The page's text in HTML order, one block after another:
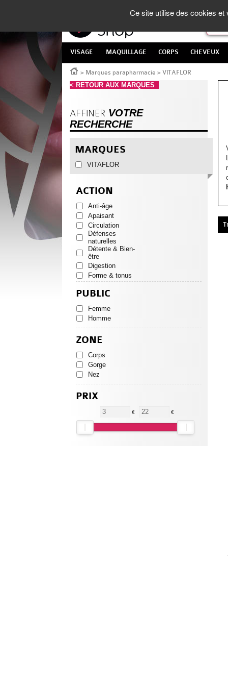
VISAGE MAQUILLAGE CORPS CHEVEUX
Accueil
> Marques parapharmacie > VITAFLOR
< RETOUR AUX MARQUES
AFFINER VOTRE
RECHERCHE
MARQUES
VITAFLOR
ACTION
Anti-âge
Apaisant
Circulation
Défenses
naturelles
Détente & Bien-
être
Digestion
Forme & tonus
Quotidien
Stress / Sommeil
PUBLIC
Femme
Homme
ZONE
Corps
Gorge
Nez
PRIX
€ €
Ce site utilise des cookies